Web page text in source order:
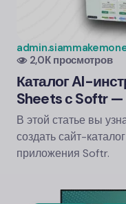
2,0К просмотров
Каталог AI-
Sheets с Softr —
В этой статье вы
создать сайт-
приложения Softr.